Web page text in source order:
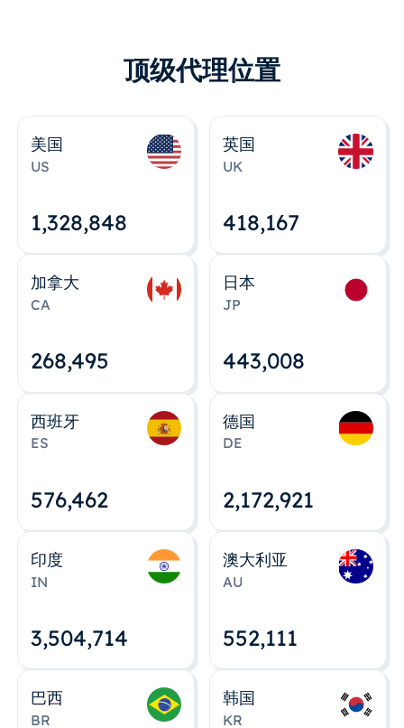
顶级代理位置
美国
US
1,328,848
英国
UK
418,167
加拿大
CA
268,495
日本
JP
443,008
西班牙
ES
576,463
德国
DE
2,172,922
印度
IN
3,504,715
澳大利亚
AU
552,112
巴西
BR
韩国
KR